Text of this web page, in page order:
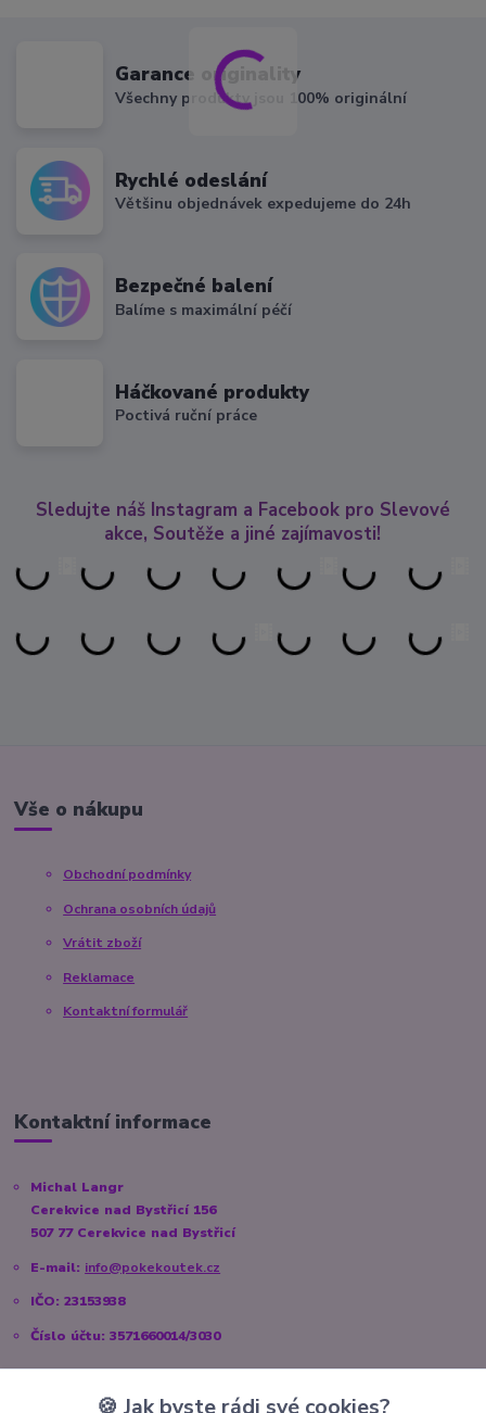
Garance originality
Všechny produkty jsou 100% originální
Rychlé odeslání
Většinu objednávek expedujeme do 24h
Bezpečné balení
Balíme s maximální péčí
Háčkované produkty
Poctivá ruční práce
Sledujte náš Instagram a Facebook pro Slevové
akce, Soutěže a jiné zajímavosti!
Vše o nákupu
Obchodní podmínky
Ochrana osobních údajů
Vrátit zboží
Reklamace
Kontaktní formulář
Kontaktní informace
Michal Langr
Cerekvice nad Bystřicí 156
507 77 Cerekvice nad Bystřicí
E-mail: info@pokekoutek.cz
IČO: 23153938
Číslo účtu: 3571660014/3030
Sociální sítě🍪 Jak byste rádi své cookies?